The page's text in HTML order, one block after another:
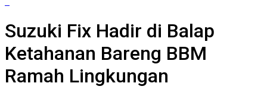
Suzuki Fix Hadir di Balap
Ketahanan Bareng BBM
Ramah Lingkungan